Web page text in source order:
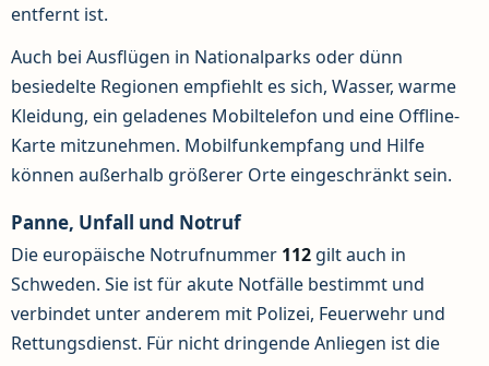
entfernt ist.
Auch bei Ausflügen in Nationalparks oder dünn
besiedelte Regionen empfiehlt es sich, Wasser, warme
Kleidung, ein geladenes Mobiltelefon und eine Offline-
Karte mitzunehmen. Mobilfunkempfang und Hilfe
können außerhalb größerer Orte eingeschränkt sein.
Panne, Unfall und Notruf
Die europäische Notrufnummer 112 gilt auch in
Schweden. Sie ist für akute Notfälle bestimmt und
verbindet unter anderem mit Polizei, Feuerwehr und
Rettungsdienst. Für nicht dringende Anliegen ist die